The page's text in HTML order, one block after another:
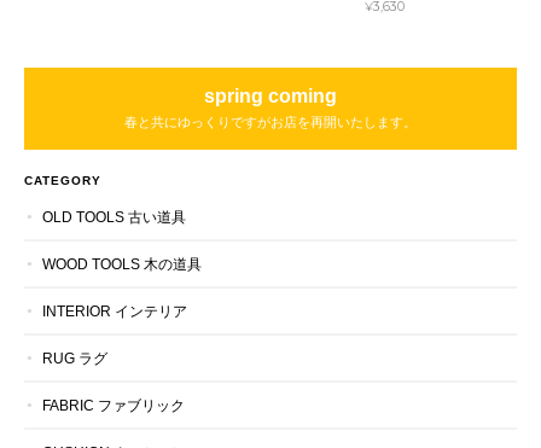
¥3,630
spring coming
春と共にゆっくりですがお店を再開いたします。
CATEGORY
OLD TOOLS 古い道具
WOOD TOOLS 木の道具
INTERIOR インテリア
RUG ラグ
FABRIC ファブリック